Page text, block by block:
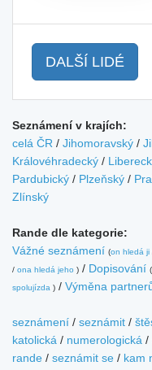
DALŠÍ LIDÉ
Seznámení v krajích:
celá ČR / Jihomoravský /
Královéhradecký /
Pardubický / Plzeňský /
Zlínský
Rande dle kategorie:
Vážné seznámení (on hledá ji
/ ona hledá jeho ) / Dopisování (
spolujízda ) / Výměna
seznámení / seznámit /
katolická / numerologická /
rande / seznámit se / kam